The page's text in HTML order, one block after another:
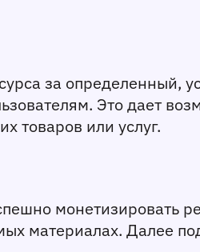
за определенный,
Это дает
товаров или услуг.
монетизировать
материалах. Далее